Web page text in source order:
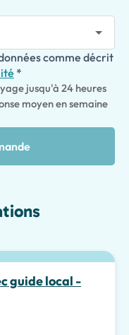
comme décrit
*
jusqu'à 24 heures
moyen en semaine
guide local -